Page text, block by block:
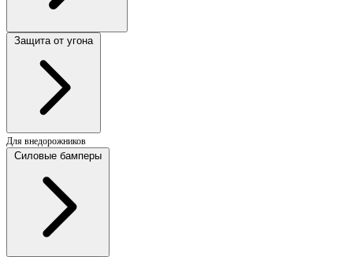
Защита от угона
Для внедорожников
Силовые бамперы